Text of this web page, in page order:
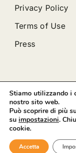
Privacy Policy
Terms of Use
Press
© 2012 - 2026 •
eCommerce
Stiamo utilizzando i
nostro sito web.
Può scoprire di più
su impostazioni.
cookie.
Accetta